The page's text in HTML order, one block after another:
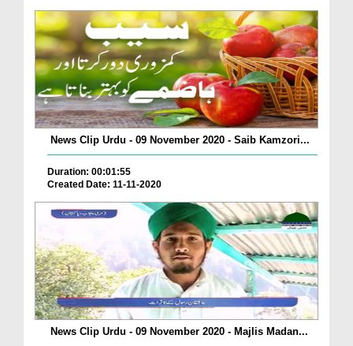
News Clip Urdu - 09 November 2020 - Saib Kamzori...
Duration: 00:01:55
Created Date: 11-11-2020
News Clip Urdu - 09 November 2020 - Majlis Madan...